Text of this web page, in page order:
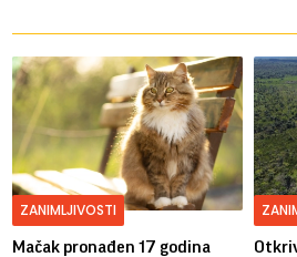
ZANIMLJIVOSTI
Mačak pronađen 17 godina